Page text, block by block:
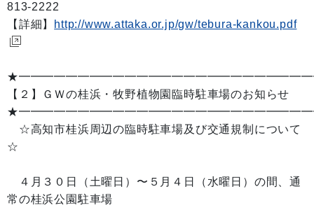
813-2222
【詳細】
http://www.attaka.or.jp/gw/tebura-kankou.pdf
【２】ＧＷの桂浜・牧野植物園臨時駐車場のお知らせ
☆高知市桂浜周辺の臨時駐車場及び交通規制について
☆
４月３０日（土曜日）〜５月４日（水曜日）の間、通
常の桂浜公園駐車場